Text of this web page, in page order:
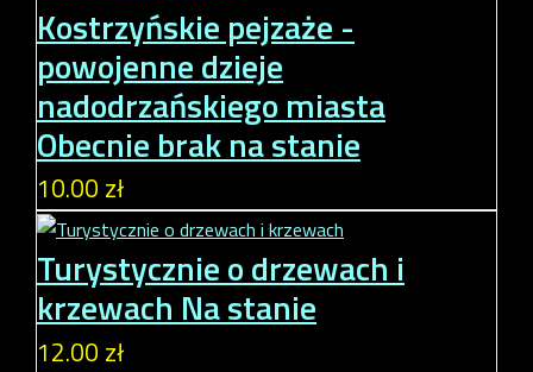
Kostrzyńskie pejzaże -
powojenne dzieje
nadodrzańskiego miasta
Obecnie brak na stanie
10.00 zł
Turystycznie o drzewach i
krzewach Na stanie
12.00 zł